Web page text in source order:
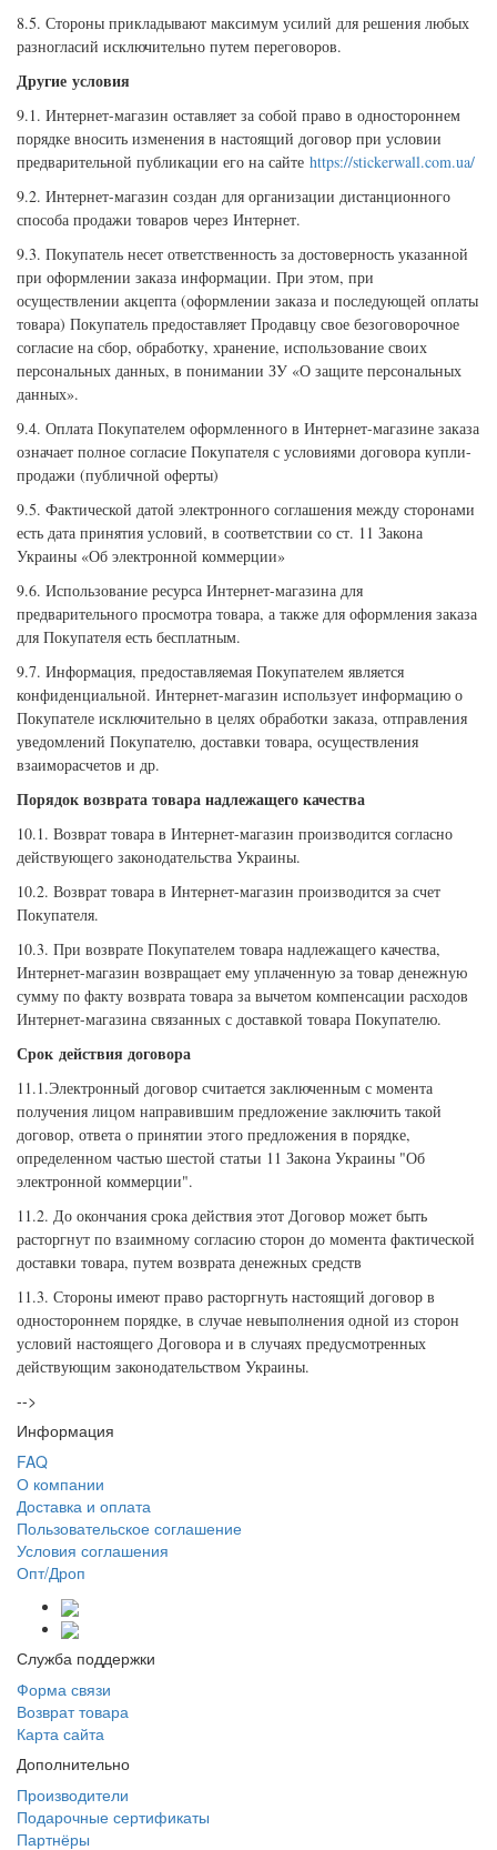
8.5. Стороны прикладывают максимум усилий для решения любых
разногласий исключительно путем переговоров.
Другие условия
9.1. Интернет-магазин оставляет за собой право в одностороннем
порядке вносить изменения в настоящий договор при условии
предварительной публикации его на сайте https://stickerwall.com.ua/
9.2. Интернет-магазин создан для организации дистанционного
способа продажи товаров через Интернет.
9.3. Покупатель несет ответственность за достоверность указанной
при оформлении заказа информации. При этом, при
осуществлении акцепта (оформлении заказа и последующей оплаты
товара) Покупатель предоставляет Продавцу свое безоговорочное
согласие на сбор, обработку, хранение, использование своих
персональных данных, в понимании ЗУ «О защите персональных
данных».
9.4. Оплата Покупателем оформленного в Интернет-магазине заказа
означает полное согласие Покупателя с условиями договора купли-
продажи (публичной оферты)
9.5. Фактической датой электронного соглашения между сторонами
есть дата принятия условий, в соответствии со ст. 11 Закона
Украины «Об электронной коммерции»
9.6. Использование ресурса Интернет-магазина для
предварительного просмотра товара, а также для оформления заказа
для Покупателя есть бесплатным.
9.7. Информация, предоставляемая Покупателем является
конфиденциальной. Интернет-магазин использует информацию о
Покупателе исключительно в целях обработки заказа, отправления
уведомлений Покупателю, доставки товара, осуществления
взаиморасчетов и др.
Порядок возврата товара надлежащего качества
10.1. Возврат товара в Интернет-магазин производится согласно
действующего законодательства Украины.
10.2. Возврат товара в Интернет-магазин производится за счет
Покупателя.
10.3. При возврате Покупателем товара надлежащего качества,
Интернет-магазин возвращает ему уплаченную за товар денежную
сумму по факту возврата товара за вычетом компенсации расходов
Интернет-магазина связанных с доставкой товара Покупателю.
Срок действия договора
11.1.Электронный договор считается заключенным с момента
получения лицом направившим предложение заключить такой
договор, ответа о принятии этого предложения в порядке,
определенном частью шестой статьи 11 Закона Украины "Об
электронной коммерции".
11.2. До окончания срока действия этот Договор может быть
расторгнут по взаимному согласию сторон до момента фактической
доставки товара, путем возврата денежных средств
11.3. Стороны имеют право расторгнуть настоящий договор в
одностороннем порядке, в случае невыполнения одной из сторон
условий настоящего Договора и в случаях предусмотренных
действующим законодательством Украины.
-->
Информация
FAQ
О компании
Доставка и оплата
Пользовательское соглашение
Условия соглашения
Опт/Дроп
Служба поддержки
Форма связи
Возврат товара
Карта сайта
Дополнительно
Производители
Подарочные сертификаты
Партнёры